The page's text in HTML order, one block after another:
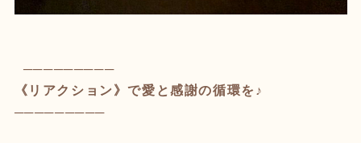
─────────
《リアクション》で愛と感謝の循環を♪
─────────